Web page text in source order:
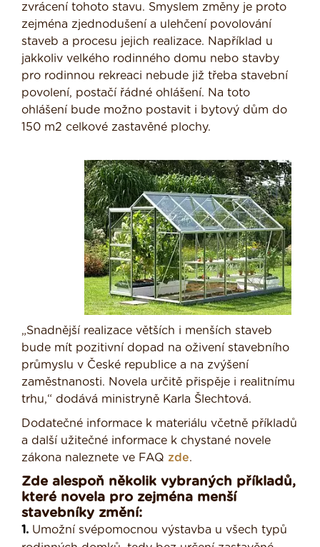
zvrácení tohoto stavu. Smyslem změny je proto
zejména zjednodušení a ulehčení povolování
staveb a procesu jejich realizace. Například u
jakkoliv velkého rodinného domu nebo stavby
pro rodinnou rekreaci nebude již třeba stavební
povolení, postačí řádné ohlášení. Na toto
ohlášení bude možno postavit i bytový dům do
150 m2 celkové zastavěné plochy.
„Snadnější realizace větších i menších staveb
bude mít pozitivní dopad na oživení stavebního
průmyslu v České republice a na zvýšení
zaměstnanosti. Novela určitě přispěje i realitnímu
trhu,“ dodává ministryně Karla Šlechtová.
Dodatečné informace k materiálu včetně příkladů
a další užitečné informace k chystané novele
zákona naleznete ve FAQ zde.
Zde alespoň několik vybraných příkladů,
které novela pro zejména menší
stavebníky změní:
1. Umožní svépomocnou výstavba u všech typů